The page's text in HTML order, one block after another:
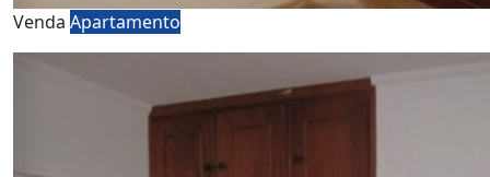
Venda Apartamento